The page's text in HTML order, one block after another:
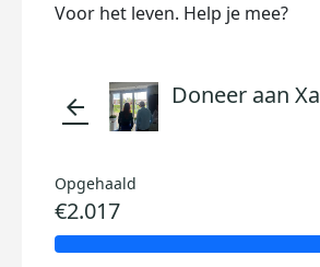
Voor het leven. Help je mee?
arrow_back Doneer aan
Opgehaald
€2.017